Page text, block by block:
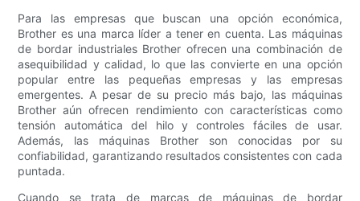
Para las empresas que buscan una opción económica,
Brother es una marca líder a tener en cuenta. Las máquinas
de bordar industriales Brother ofrecen una combinación de
asequibilidad y calidad, lo que las convierte en una opción
popular entre las pequeñas empresas y las empresas
emergentes. A pesar de su precio más bajo, las máquinas
Brother aún ofrecen rendimiento con características como
tensión automática del hilo y controles fáciles de usar.
Además, las máquinas Brother son conocidas por su
confiabilidad, garantizando resultados consistentes con cada
puntada.
Cuando se trata de marcas de máquinas de bordar